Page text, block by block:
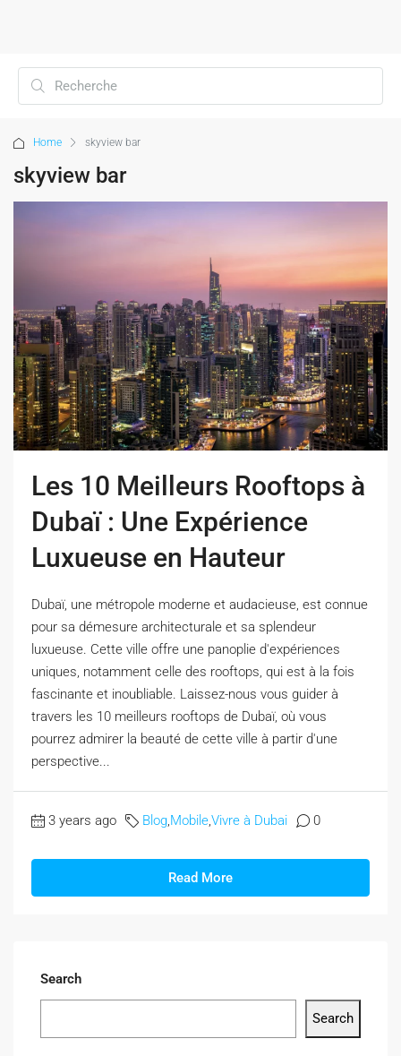
Home skyview bar
skyview bar
Les 10 Meilleurs Rooftops à
Dubaï : Une Expérience
Luxueuse en Hauteur
Dubaï, une métropole moderne et audacieuse, est connue
pour sa démesure architecturale et sa splendeur
luxueuse. Cette ville offre une panoplie d'expériences
uniques, notamment celle des rooftops, qui est à la fois
fascinante et inoubliable. Laissez-nous vous guider à
travers les 10 meilleurs rooftops de Dubaï, où vous
pourrez admirer la beauté de cette ville à partir d'une
perspective...
3 years ago Blog,Mobile,Vivre à Dubai 0
Read More
Search
Search